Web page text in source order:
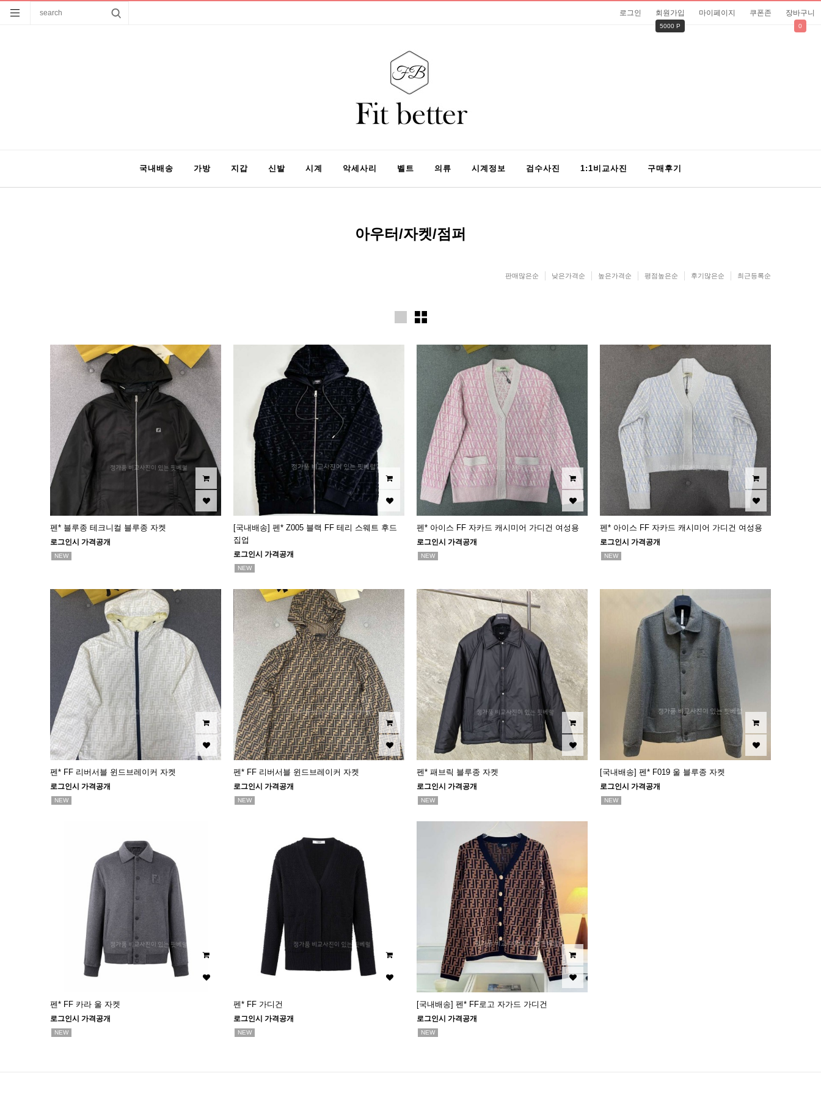
로그인 회원가입
5000 P
마이페이지 쿠폰존 장바구니
0
국내배송 가방 지갑 신발 시계 악세사리 벨트 의류 시계정보 검수사진 1:1비교사진 구매후기
아우터/자켓/점퍼
판매많은순 낮은가격순 높은가격순 평점높은순 후기많은순 최근등록순
펜* 블루종 테크니컬 블루종 자켓
로그인시 가격공개
NEW
[국내배송] 펜* Z005 블랙 FF 테리 스웨트 후드
집업
로그인시 가격공개
NEW
펜* 아이스 FF 자카드 캐시미어 가디건 여성용
로그인시 가격공개
NEW
펜* 아이스 FF 자카드 캐시미어 가디건 여성용
로그인시 가격공개
NEW
펜* FF 리버서블 윈드브레이커 자켓
로그인시 가격공개
NEW
펜* FF 리버서블 윈드브레이커 자켓
로그인시 가격공개
NEW
펜* 패브릭 블루종 자켓
로그인시 가격공개
NEW
[국내배송] 펜* F019 울 블루종 자켓
로그인시 가격공개
NEW
펜* FF 카라 울 자켓
로그인시 가격공개
NEW
펜* FF 가디건
로그인시 가격공개
NEW
[국내배송] 펜* FF로고 자가드 가디건
로그인시 가격공개
NEW